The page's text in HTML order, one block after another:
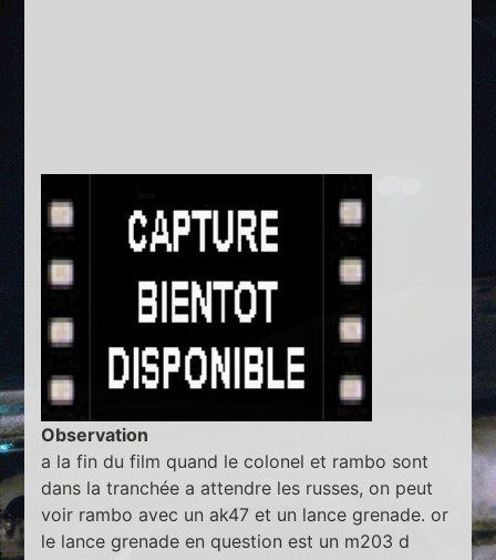
Observation
a la fin du film quand le colonel et rambo sont
dans la tranchée a attendre les russes, on peut
voir rambo avec un ak47 et un lance grenade. or
le lance grenade en question est un m203 d